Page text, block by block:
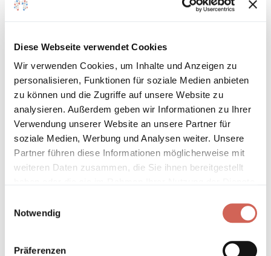
Diese Webseite verwendet Cookies
Wir verwenden Cookies, um Inhalte und Anzeigen zu
personalisieren, Funktionen für soziale Medien anbieten
zu können und die Zugriffe auf unsere Website zu
analysieren. Außerdem geben wir Informationen zu Ihrer
Verwendung unserer Website an unsere Partner für
soziale Medien, Werbung und Analysen weiter. Unsere
Partner führen diese Informationen möglicherweise mit
weiteren Daten zusammen, die Sie ihnen bereitgestellt
Notwendig
Präferenzen
Sofort verfügbar, Lieferzeit 2 - 5 Tage*
* Gilt für Lieferungen innerhalb Deutschlands, Lieferzeiten für andere
Länder entnehmen Sie bitte unserenVersandinformationen
Technische Details und Hinweise
Hinweis zur Grundierung
Umweltverträglichkeit
Technische Daten